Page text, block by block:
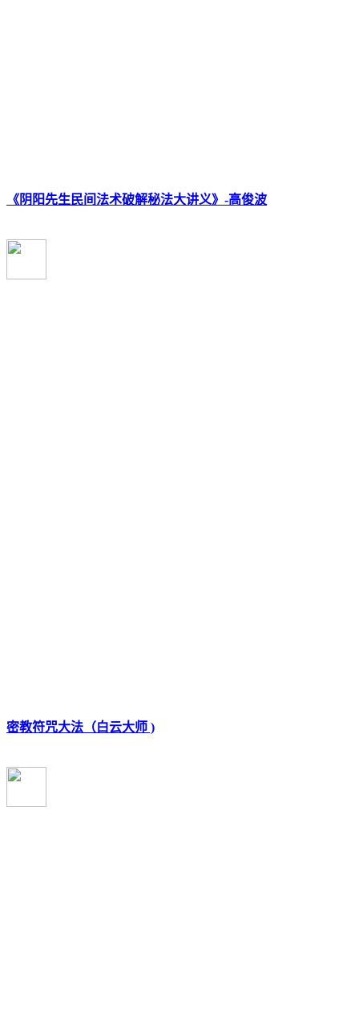
《阴阳先生民间法术破解秘法大讲义》-高俊波
密教符咒大法（白云大师 )